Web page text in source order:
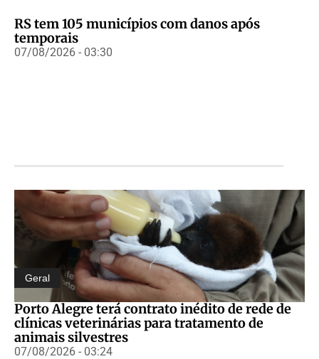
RS tem 105 municípios com danos após
temporais
07/08/2026 - 03:30
Geral
Porto Alegre terá contrato inédito de rede de
clínicas veterinárias para tratamento de
animais silvestres
07/08/2026 - 03:24